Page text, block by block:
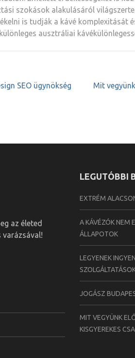
szokások alakulásáról
is tudják a kávé komplexitását
ausztráliai
SEO ügynökség
Mit
az életed
varázsával!
LEGUTÓBBI
EXTRÉM
A KÁVÉZÓK NEM
ÁLLAPOTOK
LEGYENEK
JOGÁSZ
MIT VEGYÜNK
KISGYEREKES